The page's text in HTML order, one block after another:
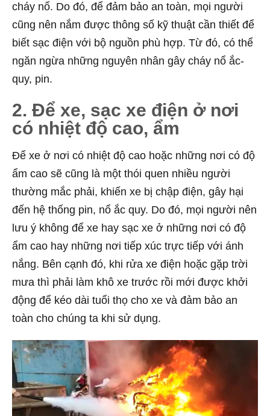
cháy nổ. Do đó, để đảm bảo an toàn, mọi người
cũng nên nắm được thông số kỹ thuật cần thiết để
biết sạc điện với bộ nguồn phù hợp. Từ đó, có thể
ngăn ngừa những nguyên nhân gây cháy nổ ắc-
quy, pin.
2. Để xe, sạc xe điện ở nơi
có nhiệt độ cao, ẩm
Để xe ở nơi có nhiệt độ cao hoặc những nơi có độ
ẩm cao sẽ cũng là một thói quen nhiều người
thường mắc phải, khiến xe bị chập điện, gây hại
đến hệ thống pin, nổ ắc quy. Do đó, mọi người nên
lưu ý không để xe hay sạc xe ở những nơi có độ
ẩm cao hay những nơi tiếp xúc trực tiếp với ánh
nắng. Bên cạnh đó, khi rửa xe điện hoặc gặp trời
mưa thì phải làm khô xe trước rồi mới được khởi
động để kéo dài tuổi thọ cho xe và đảm bảo an
toàn cho chúng ta khi sử dụng.